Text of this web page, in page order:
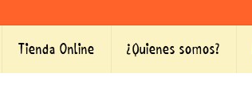
Tienda Online ¿Quienes somos?